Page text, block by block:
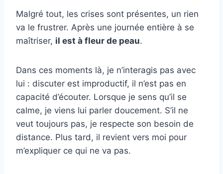
Malgré tout, les crises sont présentes, un rien
va le frustrer. Après une journée entière à se
maîtriser, il est à fleur de peau.
Dans ces moments là, je n’interagis pas avec
lui : discuter est improductif, il n’est pas en
capacité d’écouter. Lorsque je sens qu’il se
calme, je viens lui parler doucement. S’il ne
veut toujours pas, je respecte son besoin de
distance. Plus tard, il revient vers moi pour
m’expliquer ce qui ne va pas.